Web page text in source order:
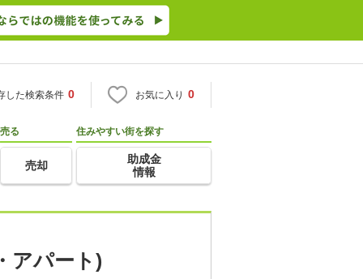
した検索条件 0 お気に入り 0
売る
売却
住みやすい街を探す
助成金
情報
アパート)